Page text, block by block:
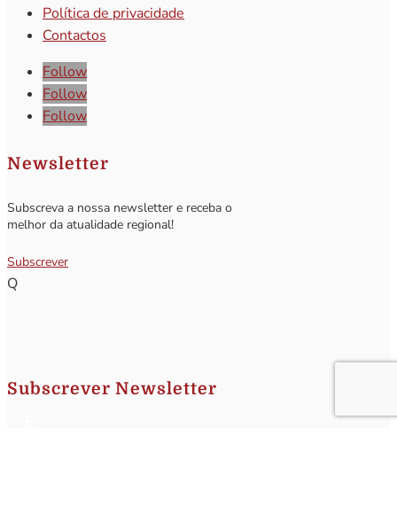
Política de privacidade
Contactos
Follow
Follow
Follow
Newsletter
Subscreva a nossa newsletter e receba o
melhor da atualidade regional!
Subscrever
Q
Subscrever Newsletter